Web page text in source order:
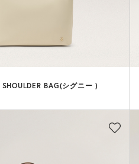
BAG(シグニー )